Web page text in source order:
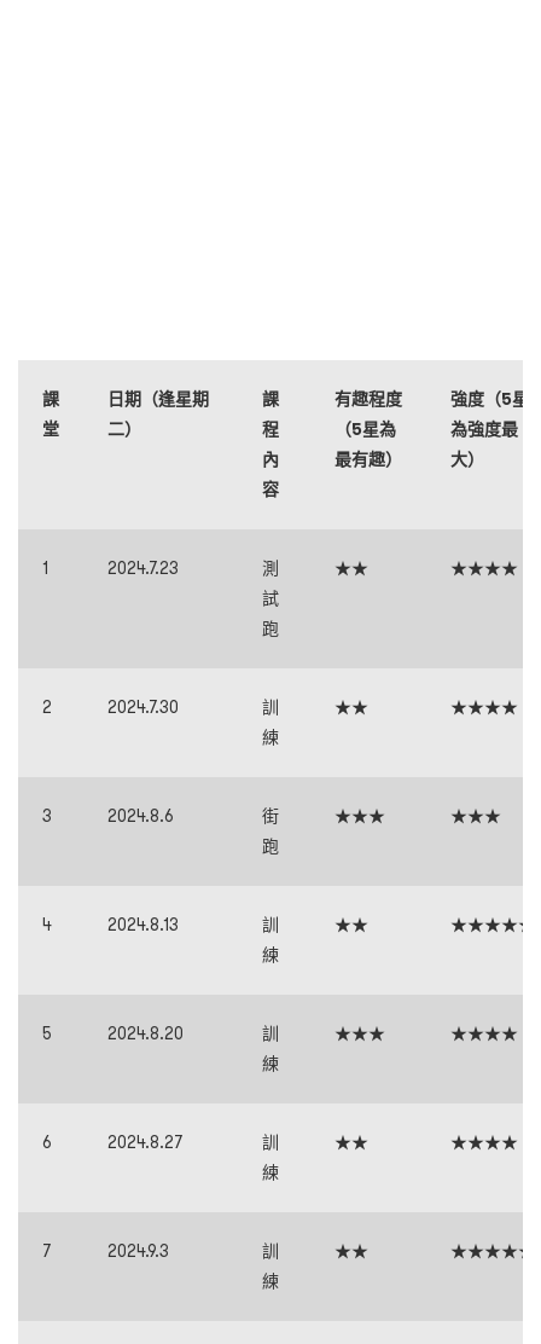
課
堂
日期（逢星期
二）
課
程
內
容
有趣程度
（5星為
最有趣）
強度（5星
為強度最
大）
1 2024.7.23
測
試
跑
★★ ★★★★
2 2024.7.30
訓
練
★★ ★★★★
3 2024.8.6
街
跑
★★★ ★★★
4 2024.8.13
訓
練
★★ ★★★★★
5 2024.8.20
訓
練
★★★ ★★★★
6 2024.8.27
訓
練
★★ ★★★★
7 2024.9.3
訓
練
★★ ★★★★★